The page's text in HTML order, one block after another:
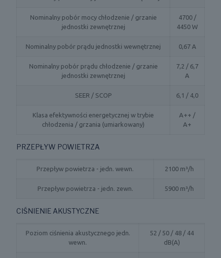
Nominalny pobór mocy chłodzenie / grzanie
jednostki zewnętrznej
4700 /
4450 W
Nominalny pobór prądu jednostki wewnętrznej 0,67 A
Nominalny pobór prądu chłodzenie / grzanie
jednostki zewnętrznej
7,2 / 6,7
A
SEER / SCOP 6,1 / 4,0
Klasa efektywności energetycznej w trybie
chłodzenia / grzania (umiarkowany)
A++ /
A+
PRZEPŁYW POWIETRZA
Przepływ powietrza - jedn. wewn. 2100 m³/h
Przepływ powietrza - jedn. zewn. 5900 m³/h
CIŚNIENIE AKUSTYCZNE
Poziom ciśnienia akustycznego jedn.
wewn.
52 / 50 / 48 / 44
dB(A)